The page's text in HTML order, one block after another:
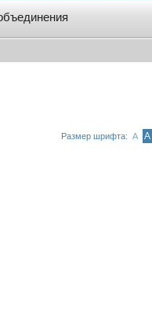
Размер шрифта: А А